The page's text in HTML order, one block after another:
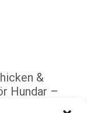
&
Hundar –